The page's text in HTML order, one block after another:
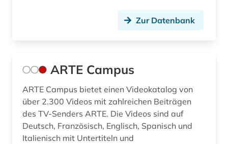
iberoamerika (2)
iberoromanisch (1)
iberoromanistik (54)
il decamerone (1)
Zur Datenbank
ARTE Campus
ARTE Campus bietet einen Videokatalog von
über 2.300 Videos mit zahlreichen Beiträgen
des TV-Senders ARTE. Die Videos sind auf
Deutsch, Französisch, Englisch, Spanisch und
Italienisch mit Untertiteln und